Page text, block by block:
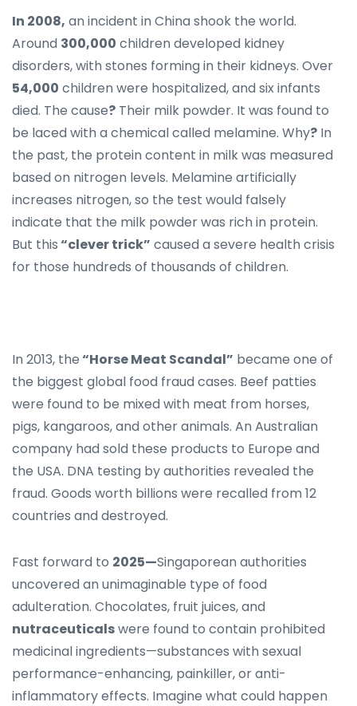
In 2008, an incident in China shook the world.
Around 300,000 children developed kidney
disorders, with stones forming in their kidneys. Over
54,000 children were hospitalized, and six infants
died. The cause? Their milk powder. It was found to
be laced with a chemical called melamine. Why? In
the past, the protein content in milk was measured
based on nitrogen levels. Melamine artificially
increases nitrogen, so the test would falsely
indicate that the milk powder was rich in protein.
But this“clever trick” caused a severe health crisis
for those hundreds of thousands of children.
In 2013, the“Horse Meat Scandal” became one of
the biggest global food fraud cases. Beef patties
were found to be mixed with meat from horses,
pigs, kangaroos, and other animals. An Australian
company had sold these products to Europe and
the USA. DNA testing by authorities revealed the
fraud. Goods worth billions were recalled from 12
countries and destroyed.
Fast forward to 2025—Singaporean authorities
uncovered an unimaginable type of food
adulteration. Chocolates, fruit juices, and
nutraceuticalswere found to contain prohibited
medicinal ingredients—substances with sexual
performance-enhancing, painkiller, or anti-
inflammatory effects. Imagine what could happen